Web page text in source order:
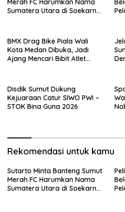
Merah FC Harumkan Nama
Sumatera Utara di Soekarno
BMX Drag Bike Piala Wali
Kota Medan Dibuka, Jadi
Ajang Mencari Bibit Atlet
Disdik Sumut Dukung
Kejuaraan Catur SIWO PWI –
STOK Bina Guna 2026
Rekomendasi untuk kamu
Sutarto Minta Banteng Sumut
Merah FC Harumkan Nama
Sumatera Utara di Soekarno